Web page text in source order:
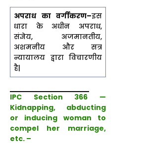
अपराध का वर्गीकरण–इस
धारा के अधीन अपराध,
संज्ञेय, अजमानतीय,
अशमनीय और सत्र
न्यायालय द्वारा विचारणीय
है|
IPC Section 366 —
Kidnapping, abducting
or inducing woman to
compel her marriage,
etc. –